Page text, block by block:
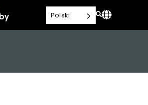
Polski